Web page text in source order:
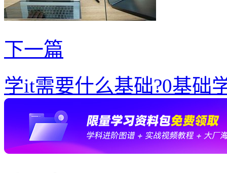
下一篇
学it需要什么基础?0基础